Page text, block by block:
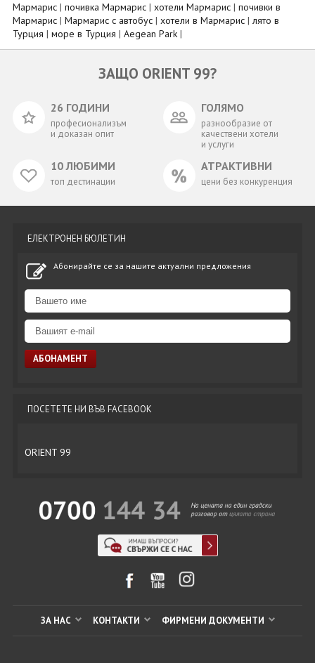
Мармарис | почивка Мармарис | хотели Мармарис | почивки в
Мармарис | Мармарис с автобус | хотели в Мармарис | лято в
Турция | море в Турция | Aegean Park |
ЗАЩО ORIENT 99?
26 ГОДИНИ
професионализъм
и доказан опит
ГОЛЯМО
разнообразие от
качествени хотели
и услуги
10 ЛЮБИМИ
топ дестинации
АТРАКТИВНИ
цени без конкуренция
ЕЛЕКТРОНЕН БЮЛЕТИН
Абонирайте се за нашите актуални предложения
ПОСЕТЕТЕ НИ ВЪВ FACEBOOK
ORIENT 99
ЗА НАС КОНТАКТИ ФИРМЕНИ ДОКУМЕНТИ